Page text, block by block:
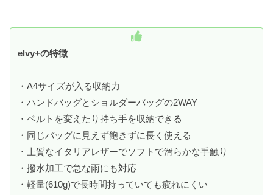
elvy+の特徴
・A4サイズが入る収納力
・ハンドバッグとショルダーバッグの2WAY
・ベルトを変えたり持ち手を収納できる
・同じバッグに見えず飽きずに長く使える
・上質なイタリアレザーでソフトで滑らかな手触り
・撥水加工で急な雨にも対応
・軽量(610g)で長時間持っていても疲れにくい